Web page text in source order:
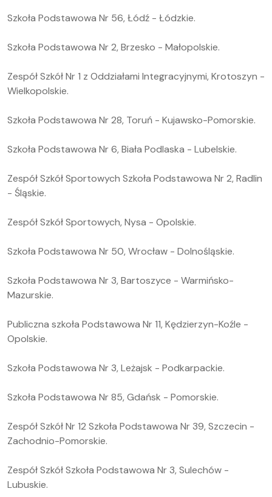
Szkoła Podstawowa Nr 56, Łódź - Łódzkie.
Szkoła Podstawowa Nr 2, Brzesko - Małopolskie.
Zespół Szkół Nr 1 z Oddziałami Integracyjnymi, Krotoszyn -
Wielkopolskie.
Szkoła Podstawowa Nr 28, Toruń - Kujawsko-Pomorskie.
Szkoła Podstawowa Nr 6, Biała Podlaska - Lubelskie.
Zespół Szkół Sportowych Szkoła Podstawowa Nr 2, Radlin
- Śląskie.
Zespół Szkół Sportowych, Nysa - Opolskie.
Szkoła Podstawowa Nr 50, Wrocław - Dolnośląskie.
Szkoła Podstawowa Nr 3, Bartoszyce - Warmińsko-
Mazurskie.
Publiczna szkoła Podstawowa Nr 11, Kędzierzyn-Koźle -
Opolskie.
Szkoła Podstawowa Nr 3, Leżajsk - Podkarpackie.
Szkoła Podstawowa Nr 85, Gdańsk - Pomorskie.
Zespół Szkół Nr 12 Szkoła Podstawowa Nr 39, Szczecin -
Zachodnio-Pomorskie.
Zespół Szkół Szkoła Podstawowa Nr 3, Sulechów -
Lubuskie.